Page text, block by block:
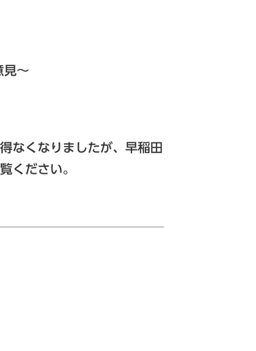
見～
なくなりましたが、早稲田
ください。